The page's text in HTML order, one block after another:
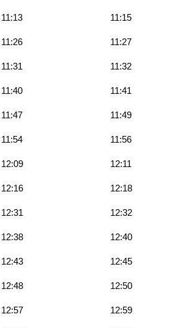
11:13 11:15
11:26 11:27
11:31 11:32
11:40 11:41
11:47 11:49
11:54 11:56
12:09 12:11
12:16 12:18
12:31 12:32
12:38 12:40
12:43 12:45
12:48 12:50
12:57 12:59